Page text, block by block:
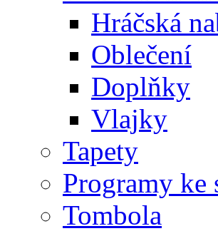
Hráčská
Oblečení
Doplňky
Vlajky
Tapety
Programy ke
Tombola